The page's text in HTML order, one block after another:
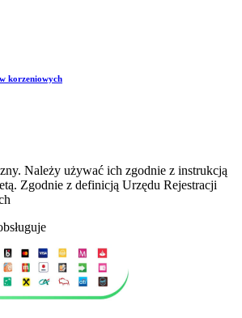
korzeniowych
Należy używać ich zgodnie z instrukcją
Zgodnie z definicją Urzędu Rejestracji